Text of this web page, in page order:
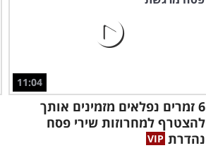
11:04
6 זמרים נפלאים מזמינים אותך
להצטרף למחרוזות שירי פסח
נהדרת